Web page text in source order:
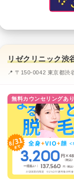
リゼクリニック渋
📍 〒150-0042 東京都渋
無料カウンセリングあり